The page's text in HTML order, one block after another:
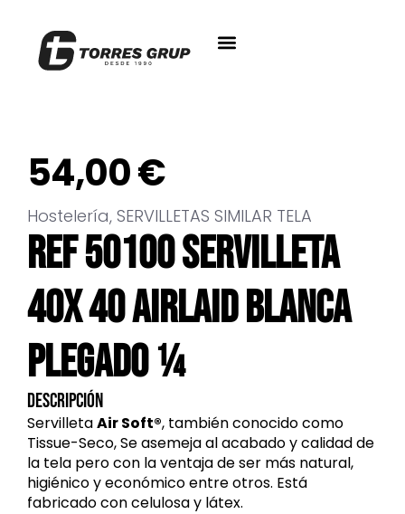
54,00€
Hostelería, SERVILLETAS SIMILAR TELA
REF 50100 SERVILLETA
40X 40 AIRLAID BLANCA
PLEGADO ¼
Descripción
ServilletaAir Soft®, también conocido como
Tissue-Seco, Se asemeja al acabado y calidad de
la tela pero con la ventaja de ser más natural,
higiénico y económico entre otros. Está
fabricado con celulosa y látex.